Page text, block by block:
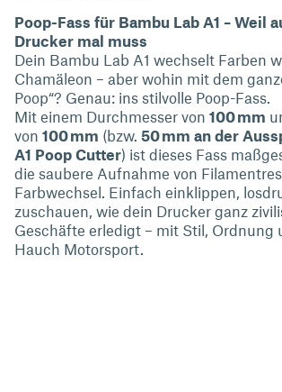
Poop-Fass für Bambu Lab A1 – Weil
Drucker mal muss
Dein Bambu Lab A1 wechselt Farben
Chamäleon – aber wohin mit dem
Poop“? Genau: ins stilvolle Poop-Fass.
Mit einem Durchmesser von 100 mm
von 100 mm (bzw. 50 mm an der
A1 Poop Cutter) ist dieses Fass
die saubere Aufnahme von
Farbwechsel. Einfach einklippen,
zuschauen, wie dein Drucker ganz
Geschäfte erledigt – mit Stil, Ordnung
Hauch Motorsport.